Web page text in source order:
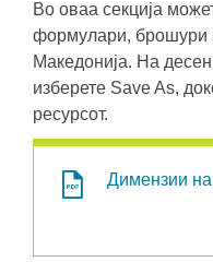
Во оваа секција
формулари, брошури
Македонија. На
изберете Save As,
ресурсот.
Димензии